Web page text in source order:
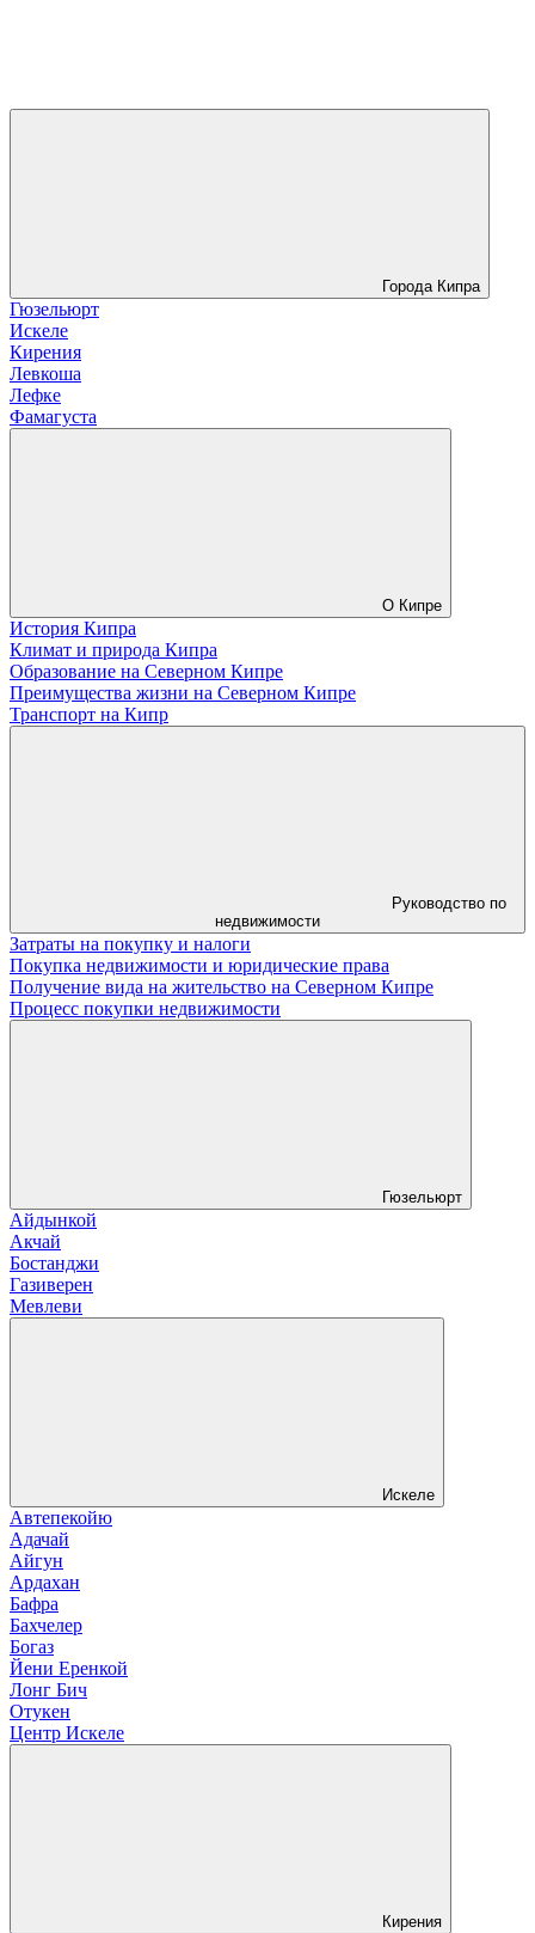
Города Кипра
Гюзельюрт
Искеле
Кирения
Левкоша
Лефке
Фамагуста
О Кипре
История Кипра
Климат и природа Кипра
Образование на Северном Кипре
Преимущества жизни на Северном Кипре
Транспорт на Кипр
Руководство по
недвижимости
Затраты на покупку и налоги
Покупка недвижимости и юридические права
Получение вида на жительство на Северном Кипре
Процесс покупки недвижимости
Гюзельюрт
Айдынкой
Акчай
Бостанджи
Газиверен
Мевлеви
Искеле
Автепекойю
Адачай
Айгун
Ардахан
Бафра
Бахчелер
Богаз
Йени Еренкой
Лонг Бич
Отукен
Центр Искеле
Кирения